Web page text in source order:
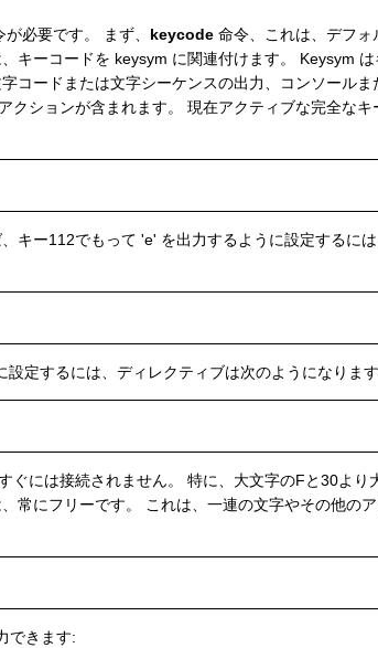
必要です。 まず、 keycode 命令、これは、デフ
キーコードを keysym に関連付けます。 Keysym
コードまたは文字シーケンスの出力、コンソールま
クションが含まれます。 現在アクティブな完全なキ
キー112でもって 'e' を出力するように設定するに
定するには、ディレクティブは次のようになりま
ぐには接続されません。 特に、大文字のFと30より
常にフリーです。 これは、一連の文字やその他の
できます: